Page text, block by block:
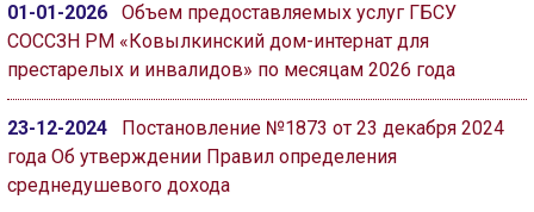
Скрыть Ч/б
🔊 Включить озвучивание
01-01-2026
Объем предоставляемых услуг ГБСУ
СОССЗН РМ «Ковылкинский дом-интернат для
престарелых и инвалидов» по месяцам 2026 года
23-12-2024
Постановление №1873 от 23 декабря 2024
года Об утверждении Правил определения
среднедушевого дохода